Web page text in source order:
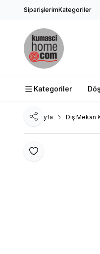
SiparişlerimKategoriler
Kategoriler
Ana Sayfa Dış Mekan
Favoriye Ekle
Paylaş